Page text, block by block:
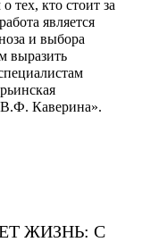
тех, кто стоит за
является
и выбора
выразить
В.Ф. Каверина».
ЖИЗНЬ: С